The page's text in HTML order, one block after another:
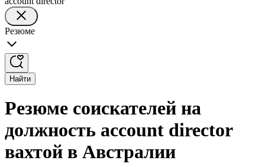
Резюме
Найти
Резюме соискателей на
должность account director
вахтой в Австралии